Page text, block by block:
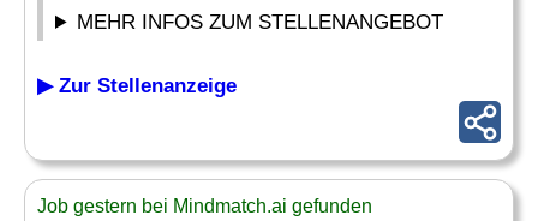
MEHR INFOS ZUM STELLENANGEBOT
▶ Zur Stellenanzeige
Job gestern bei Mindmatch.ai gefunden